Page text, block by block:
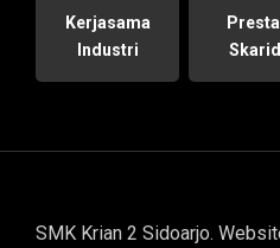
Kerjasama
Industri
SMK Krian 2 Sidoarjo.